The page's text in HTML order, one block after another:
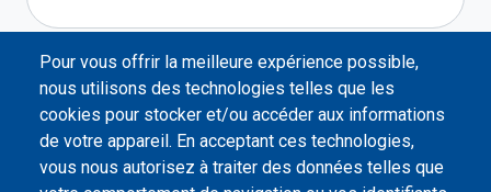
Tu opinión
Pour vous offrir la meilleure expérience possible,
nous utilisons des technologies telles que les
cookies pour stocker et/ou accéder aux informations
de votre appareil. En acceptant ces technologies,
vous nous autorisez à traiter des données telles que